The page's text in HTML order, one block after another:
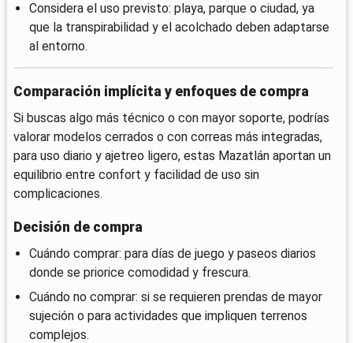
Considera el uso previsto: playa, parque o ciudad, ya
que la transpirabilidad y el acolchado deben adaptarse
al entorno.
Comparación implícita y enfoques de compra
Si buscas algo más técnico o con mayor soporte, podrías
valorar modelos cerrados o con correas más integradas,
para uso diario y ajetreo ligero, estas Mazatlán aportan un
equilibrio entre confort y facilidad de uso sin
complicaciones.
Decisión de compra
Cuándo comprar: para días de juego y paseos diarios
donde se priorice comodidad y frescura.
Cuándo no comprar: si se requieren prendas de mayor
sujeción o para actividades que impliquen terrenos
complejos.